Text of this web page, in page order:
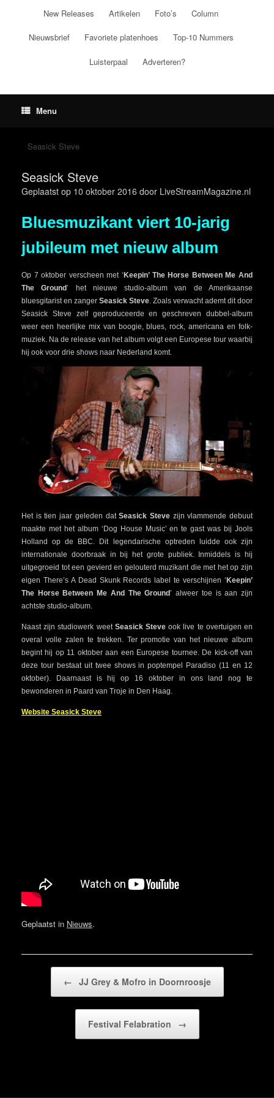
New Releases Artikelen Foto’s Column
Nieuwsbrief Favoriete platenhoes Top-10 Nummers
Luisterpaal Adverteren?
Menu
Seasick Steve
Seasick Steve
Geplaatst op 10 oktober 2016 door LiveStreamMagazine.nl
Bluesmuzikant viert 10-jarig
jubileum met nieuw album
Op 7 oktober verscheen met ‘Keepin’ The Horse Between Me And
The Ground’ het nieuwe studio-album van de Amerikaanse
bluesgitarist en zanger Seasick Steve . Zoals verwacht ademt dit door
Seasick Steve zelf geproduceerde en geschreven dubbel-album
weer een heerlijke mix van boogie, blues, rock, americana en folk-
muziek. Na de release van het album volgt een Europese tour waarbij
hij ook voor drie shows naar Nederland komt.
Het is tien jaar geleden datSeasick Stevezijn vlammende debuut
maakte met het album ‘Dog House Music’ en te gast was bij Jools
Holland op de BBC. Dit legendarische optreden luidde ook zijn
internationale doorbraak in bij het grote publiek. Inmiddels is hij
uitgegroeid tot een gevierd en gelouterd muzikant die met het op zijn
eigen There’s A Dead Skunk Records label te verschijnen ‘Keepin’
The Horse Between Me And The Ground’ alweer toe is aan zijn
achtste studio-album.
Naast zijn studiowerk weet Seasick Steve ook live te overtuigen en
overal volle zalen te trekken. Ter promotie van het nieuwe album
begint hij op 11 oktober aan een Europese tournee. De kick-off van
deze tour bestaat uit twee shows in poptempel Paradiso (11 en 12
oktober). Daarnaast is hij op 16 oktober in ons land nog te
bewonderen in Paard van Troje in Den Haag.
Website Seasick Steve
Geplaatst in Nieuws.
← JJ Grey & Mofro in Doornroosje
Festival Felabration →